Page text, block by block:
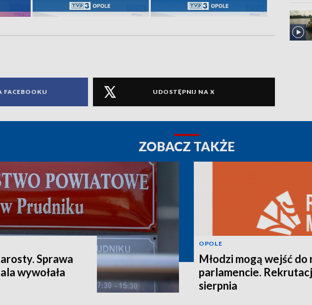
FACEBOOKU UDOSTĘPNIJ NA X
ZOBACZ TAKŻE
Sprawa
wywołała
OPOLE
Młodzi mogą wejść
parlamencie.
sierpnia